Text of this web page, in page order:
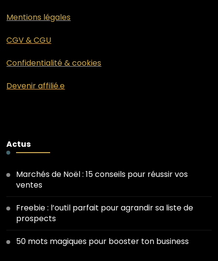
Mentions légales
CGV & CGU
Confidentialité & cookies
Devenir affilié.e
Actus
Marchés de Noël : 15 conseils pour réussir vos
ventes
Freebie : l’outil parfait pour agrandir sa liste de
prospects
50 mots magiques pour booster ton business